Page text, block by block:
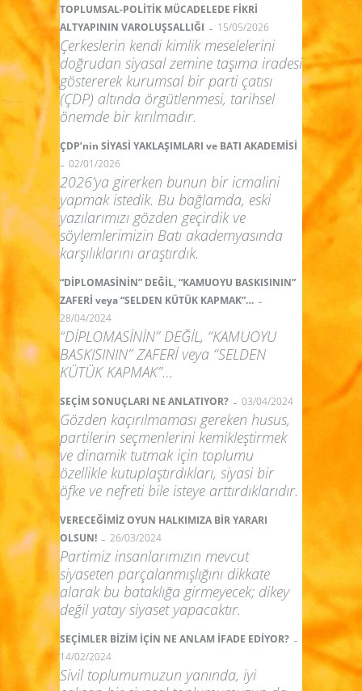
TOPLUMSAL-POLİTİK MÜCADELEDE FİKRİ
ALTYAPININ VAROLUŞSALLIĞI - 15/05/2026
Çerkeslerin kendi kimlik meselelerini
doğrudan siyasal zemine taşıma iradesi
göstererek kurumsal bir parti çatısı
(ÇDP) altında örgütlenmesi, tarihsel
önemde bir kırılmadır.
ÇDP’nin SİYASİ YAKLAŞIMLARI ve BATI AKADEMİSİ
- 02/01/2026
2026’ya girerken bunun bir icmalini
yapmak istedik. Bu bağlamda, eski
yazılarımızı gözden geçirdik ve
söylemlerimizin Batı akademyasında
karşılıklarını araştırdık.
“DİPLOMASİNİN” DEĞİL, “KAMUOYU BASKISININ”
ZAFERİ veya “SELDEN KÜTÜK KAPMAK”… -
28/04/2024
“DİPLOMASİNİN” DEĞİL, “KAMUOYU
BASKISININ” ZAFERİ veya “SELDEN
KÜTÜK KAPMAK”…
SEÇİM SONUÇLARI NE ANLATIYOR? - 03/04/2024
Gözden kaçırılmaması gereken husus,
partilerin seçmenlerini kemikleştirmek
ve dinamik tutmak için toplumu
özellikle kutuplaştırdıkları, siyasi bir
öfke ve nefreti bile isteye arttırdıklarıdır.
VERECEĞİMİZ OYUN HALKIMIZA BİR YARARI
OLSUN! - 26/03/2024
Partimiz insanlarımızın mevcut
siyaseten parçalanmışlığını dikkate
alarak bu bataklığa girmeyecek; dikey
değil yatay siyaset yapacaktır.
SEÇİMLER BİZİM İÇİN NE ANLAM İFADE EDİYOR? -
14/02/2024
Sivil toplumumuzun yanında, iyi